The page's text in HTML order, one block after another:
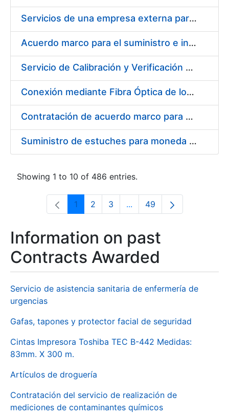
Servicios de una empresa externa para el asesoramiento y resolución de los recursos de alzada que se presentan relacionados con procesos de selección para la FNMT-RCM
Acuerdo marco para el suministro e instalación de persianas, estores y otros complementos
Servicio de Calibración y Verificación Externa de los Equipos de Medición del Servicio de Prevención de la FNMT-RCM
Conexión mediante Fibra Óptica de los Centros de Proceso de Datos (CPDs) de las sedes de la FNMT-RCM de Burgos y Madrid
Contratación de acuerdo marco para el Suministro de Material de Electricidad para la Fábrica Nacional de Moneda y Timbre-Real Casa de la Moneda en su centro de trabajo de Burgos
Suministro de estuches para moneda de 30 €
Showing 1 to 10 of 486 entries.
Page
1 Page
2 Page
3 ...Intermediate Pages Use
Page
49
Information on past
Contracts Awarded
Servicio de asistencia sanitaria de enfermería de
urgencias
Gafas, tapones y protector facial de seguridad
Cintas Impresora Toshiba TEC B-442 Medidas:
83mm. X 300 m.
Artículos de droguería
Contratación del servicio de realización de
mediciones de contaminantes químicos